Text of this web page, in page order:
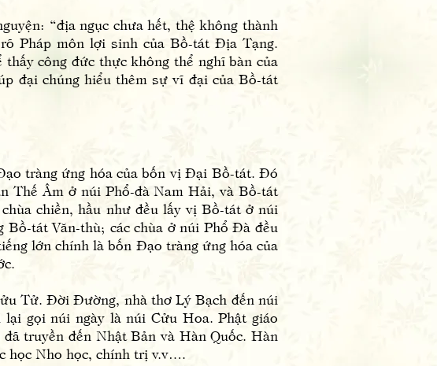
“địa ngục chưa hết, thệ không thành
Pháp môn lợi sinh của Bồ-tát Địa Tạng.
công đức thực không thể nghĩ bàn của
đại chúng hiểu thêm sự vĩ đại của Bồ-tát
tràng ứng hóa của bốn vị Đại Bồ-tát. Đó
Thế Âm ở núi Phổ-đà Nam Hải, và Bồ-tát
chiền, hầu như đều lấy vị Bồ-tát ở núi
tát Văn-thù; các chùa ở núi Phổ Đà đều
lớn chính là bốn Đạo tràng ứng hóa của
Tử. Đời Đường, nhà thơ Lý Bạch đến núi
gọi núi ngày là núi Cửu Hoa. Phật giáo
truyền đến Nhật Bản và Hàn Quốc. Hàn
học Nho học, chính trị v.v….